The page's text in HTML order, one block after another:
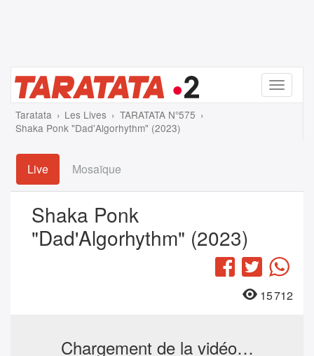
Menu
Taratata Les Lives
TARATATA N°575
Shaka Ponk "Dad'Algorhythm" (2023)
Live Mosaïque
Shaka Ponk
"Dad'Algorhythm" (2023)
Facebook
Twitter
15 712
Chargement de la vidéo…